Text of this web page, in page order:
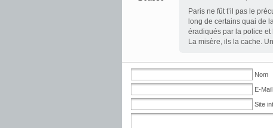
Paris ne fût t’il pas le
long de certains quai de
éradiqués par la police
La misère, ils la cache.
Nom
E-
Site